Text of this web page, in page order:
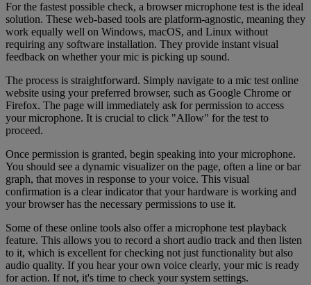
For the fastest possible check, a browser microphone test is the ideal
solution. These web-based tools are platform-agnostic, meaning they
work equally well on Windows, macOS, and Linux without
requiring any software installation. They provide instant visual
feedback on whether your mic is picking up sound.
The process is straightforward. Simply navigate to a mic test online
website using your preferred browser, such as Google Chrome or
Firefox. The page will immediately ask for permission to access
your microphone. It is crucial to click "Allow" for the test to
proceed.
Once permission is granted, begin speaking into your microphone.
You should see a dynamic visualizer on the page, often a line or bar
graph, that moves in response to your voice. This visual
confirmation is a clear indicator that your hardware is working and
your browser has the necessary permissions to use it.
Some of these online tools also offer a microphone test playback
feature. This allows you to record a short audio track and then listen
to it, which is excellent for checking not just functionality but also
audio quality. If you hear your own voice clearly, your mic is ready
for action. If not, it's time to check your system settings.